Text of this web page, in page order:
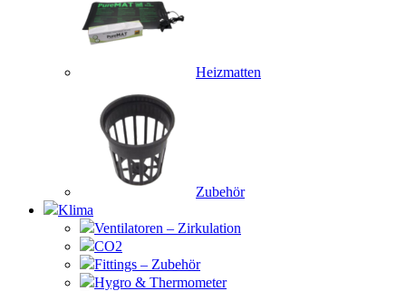
Heizmatten
Zubehör
Klima
Ventilatoren – Zirkulation
CO2
Fittings – Zubehör
Hygro & Thermometer